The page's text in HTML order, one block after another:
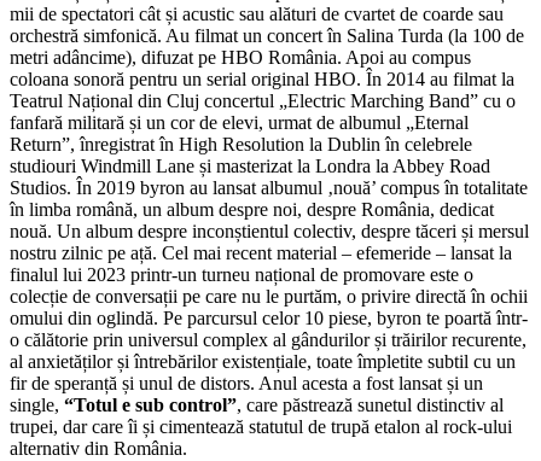
mii de spectatori cât și acustic sau alături de cvartet de coarde sau
orchestră simfonică. Au filmat un concert în Salina Turda (la 100 de
metri adâncime), difuzat pe HBO România. Apoi au compus
coloana sonoră pentru un serial original HBO. În 2014 au filmat la
Teatrul Național din Cluj concertul „Electric Marching Band” cu o
fanfară militară și un cor de elevi, urmat de albumul „Eternal
Return”, înregistrat în High Resolution la Dublin în celebrele
studiouri Windmill Lane și masterizat la Londra la Abbey Road
Studios. În 2019 byron au lansat albumul ‚nouă’ compus în totalitate
în limba română, un album despre noi, despre România, dedicat
nouă. Un album despre inconștientul colectiv, despre tăceri și mersul
nostru zilnic pe ață. Cel mai recent material – efemeride – lansat la
finalul lui 2023 printr-un turneu național de promovare este o
colecție de conversații pe care nu le purtăm, o privire directă în ochii
omului din oglindă. Pe parcursul celor 10 piese, byron te poartă într-
o călătorie prin universul complex al gândurilor și trăirilor recurente,
al anxietăților și întrebărilor existențiale, toate împletite subtil cu un
fir de speranță și unul de distors. Anul acesta a fost lansat și un
single, “Totul e sub control”, care păstrează sunetul distinctiv al
trupei, dar care îi și cimentează statutul de trupă etalon al rock-ului
alternativ din România.